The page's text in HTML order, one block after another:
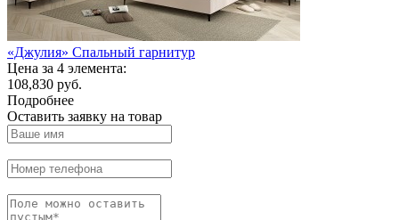
«Джулия» Спальный гарнитур
Цена за 4 элемента:
108,830 руб.
Подробнее
Оставить заявку на товар